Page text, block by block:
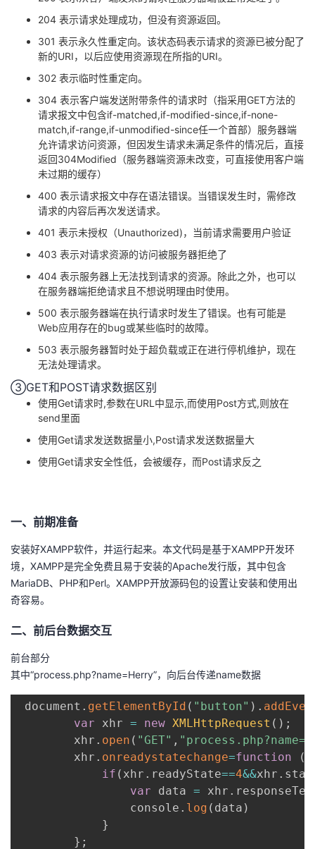
204 表示请求处理成功，但没有资源返回。
301 表示永久性重定向。该状态码表示请求的资源已被分配了
新的URI，以后应使用资源现在所指的URI。
302 表示临时性重定向。
304 表示客户端发送附带条件的请求时（指采用GET方法的
请求报文中包含if-matched,if-modified-since,if-none-
match,if-range,if-unmodified-since任一个首部）服务器端
允许请求访问资源，但因发生请求未满足条件的情况后，直接
返回304Modified（服务器端资源未改变，可直接使用客户端
未过期的缓存）
400 表示请求报文中存在语法错误。当错误发生时，需修改
请求的内容后再次发送请求。
401 表示未授权（Unauthorized)，当前请求需要用户验证
403 表示对请求资源的访问被服务器拒绝了
404 表示服务器上无法找到请求的资源。除此之外，也可以
在服务器端拒绝请求且不想说明理由时使用。
500 表示服务器端在执行请求时发生了错误。也有可能是
Web应用存在的bug或某些临时的故障。
503 表示服务器暂时处于超负载或正在进行停机维护，现在
无法处理请求。
③GET和POST请求数据区别
使用Get请求时,参数在URL中显示,而使用Post方式,则放在
send里面
使用Get请求发送数据量小,Post请求发送数据量大
使用Get请求安全性低，会被缓存，而Post请求反之
一、前期准备
安装好XAMPP软件，并运行起来。本文代码是基于XAMPP开发环
境，XAMPP是完全免费且易于安装的Apache发行版，其中包含
MariaDB、PHP和Perl。XAMPP开放源码包的设置让安装和使用出
奇容易。
二、前后台数据交互
前台部分
其中“process.php?name=Herry”，向后台传递name数据
document . getElementById ( "button" ) .
var xhr = new XMLHttpRequest ( ) ;
        xhr
. open ( "GET" ,
        xhr
. onreadystatechange=function (
if ( xhr . readyState==4&&xhr .
var data = xhr .
                console
. log ( data )
}
} ;